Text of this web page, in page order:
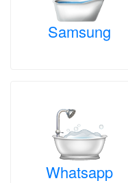
Samsung
Whatsapp